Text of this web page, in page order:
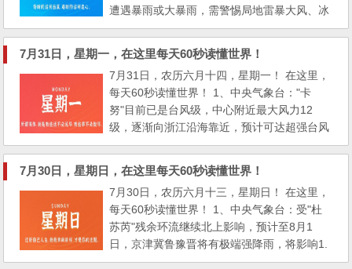
遭遇暴雨或大暴雨，需警惕局地雷暴大风、冰
雹、甚至龙卷风； 2、河北：连续启用南部多
个蓄洪区，涿州、涞水、易县暴雨致多家小区
被淹，此次强降雨已造成540703人受灾，9人
遇难6人失踪；北京：此轮强降雨已致11人遇
难，另有27人失联，已累计造成13个区44673
人受灾，共转移群众1...
7月31日，星期一，在这里每天60秒读懂世界！
7月31日，农历六月十四，星期一！ 在这里，
每天60秒读懂世界！ 1、中央气象台："卡
努"目前已是台风级，中心附近最大风力12
级，逐渐向浙江沿海靠近，预计可达超强台风
级，下周上海将有明显风雨天气； 2、台风"杜
苏芮"已致菲律宾16人死亡，52人受伤，超10
2万人受灾； 3、29日下午，吉林一男孩落入
松花江，其父母下水营救双双溺水，母亲遇难
父亲失踪； 4、山西稷山县稷峰镇荆平村大量
面粉、方便面等救灾物资...
7月30日，星期日，在这里每天60秒读懂世界！
7月30日，农历六月十三，星期日！ 在这里，
每天60秒读懂世界！ 1、中央气象台：受"杜
苏芮"残余环流继续北上影响，预计至8月1
日，京津冀鲁豫晋将有极端强降雨，将影响1.
3亿人、致灾风险高；国家防总：对京津冀晋